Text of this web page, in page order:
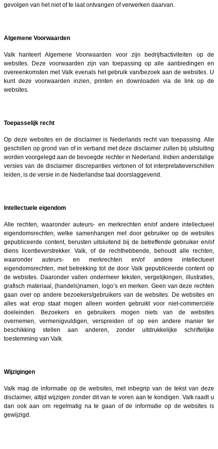
gevolgen van het niet of te laat ontvangen of verwerken daarvan.
Algemene Voorwaarden
Valk hanteert Algemene Voorwaarden voor zijn bedrijfsactiviteiten op de
websites. Deze voorwaarden zijn van toepassing op alle aanbiedingen en
overeenkomsten met Valk evenals het gebruik van/bezoek aan de websites. U
kunt deze voorwaarden inzien, printen en downloaden via de link op de
websites.
Toepasselijk recht
Op deze websites en de disclaimer is Nederlands recht van toepassing. Alle
geschillen op grond van of in verband met deze disclaimer zullen bij uitsluiting
worden voorgelegd aan de bevoegde rechter in Nederland. Indien anderstalige
versies van de disclaimer discrepanties vertonen of tot interpretatieverschillen
leiden, is de versie in de Nederlandse taal doorslaggevend.
Intellectuele eigendom
Alle rechten, waaronder auteurs- en merkrechten en/of andere intellectueel
eigendomsrechten, welke samenhangen met door gebruiker op de websites
gepubliceerde content, berusten uitsluitend bij de betreffende gebruiker en/of
diens licentieverstrekker. Valk, of de rechthebbende, behoudt alle rechten,
waaronder auteurs- en merkrechten en/of andere intellectueel
eigendomsrechten, met betrekking tot de door Valk gepubliceerde content op
de websites. Daaronder vallen ondermeer teksten, vergelijkingen, illustraties,
grafisch materiaal, (handels)namen, logo’s en merken. Geen van deze rechten
gaan over op andere bezoekers/gebruikers van de websites. De websites en
alles wat erop staat mogen alleen worden gebruikt voor niet-commerciële
doeleinden. Bezoekers en gebruikers mogen niets van de websites
overnemen, vermenigvuldigen, verspreiden of op een andere manier ter
beschikking stellen aan anderen, zonder uitdrukkelijke schriftelijke
toestemming van Valk.
Wijzigingen
Valk mag de informatie op de websites, met inbegrip van de tekst van deze
disclaimer, altijd wijzigen zonder dit van te voren aan te kondigen. Valk raadt u
dan ook aan om regelmatig na te gaan of de informatie op de websites is
gewijzigd.